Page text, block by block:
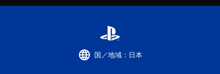
国／地域：日本